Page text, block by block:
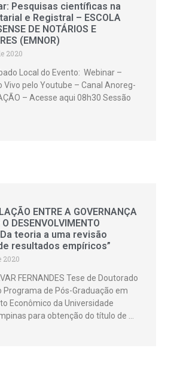
Pesquisas científicas na
e Registral – ESCOLA
DE NOTÁRIOS E
(EMNOR)
2020
Local do Evento: Webinar –
Vivo pelo Youtube – Canal Anoreg-
– Acesse aqui 08h30 Sessão
ENTRE A GOVERNANÇA
DESENVOLVIMENTO
Da teoria a uma revisão
resultados empíricos”
2020
FERNANDES Tese de Doutorado
Programa de Pós-Graduação em
Econômico da Universidade
para obtenção do título de …